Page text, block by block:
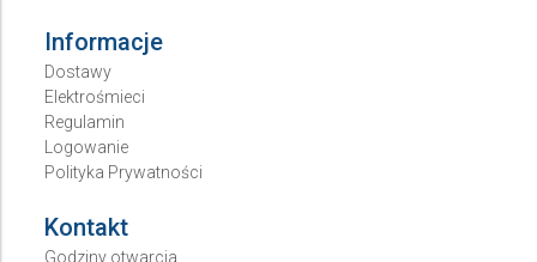
Informacje
Dostawy
Elektrośmieci
Regulamin
Logowanie
Polityka Prywatności
Kontakt
Godziny otwarcia